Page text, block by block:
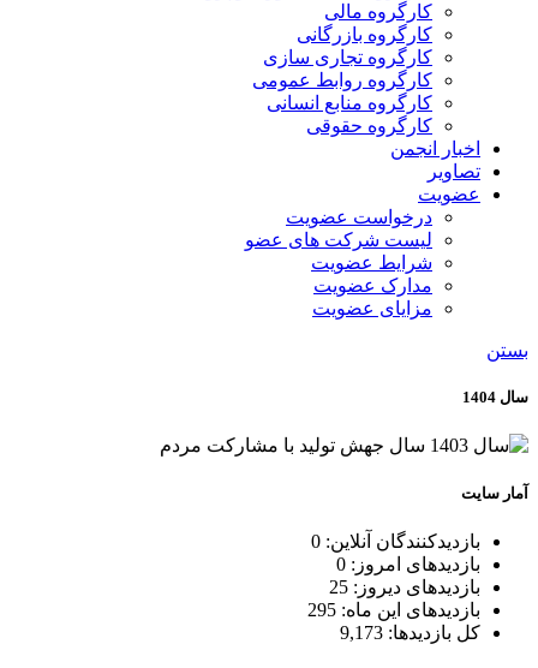
کارگروه مالی
کارگروه بازرگانی
کارگروه تجاری سازی
کارگروه روابط عمومی
کارگروه منابع انسانی
کارگروه حقوقی
اخبار انجمن
تصاویر
عضویت
درخواست عضویت
لیست شرکت های عضو
شرایط عضویت
مدارک عضویت
مزایای عضویت
بستن
سال 1404
آمار سایت
بازدیدکنندگان آنلاین: 0
بازدیدهای امروز: 0
بازدیدهای دیروز: 25
بازدیدهای این ماه: 295
کل بازدیدها: 9,173